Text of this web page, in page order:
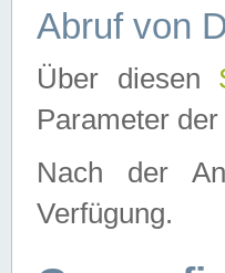
Abruf von
Über diesen
Parameter
Nach der
Verfügung.